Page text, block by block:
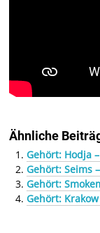
Ähnliche
Gehört: Hodja
Gehört: Seims
Gehört:
Gehört: